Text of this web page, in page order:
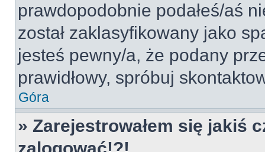
prawdopodobnie podałeś/aś
został zaklasyfikowany jako
jesteś pewny/a, że podany
prawidłowy, spróbuj
Góra
» Zarejestrowałem się jakiś